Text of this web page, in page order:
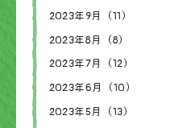
2023年9月（11）
2023年8月（8）
2023年7月（12）
2023年6月（10）
2023年5月（13）